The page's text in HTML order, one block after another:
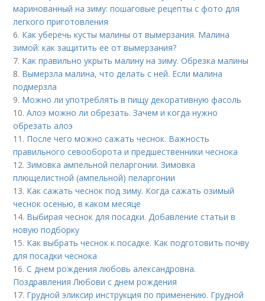
маринованный на зиму: пошаговые рецепты с фото для
легкого приготовления
6. Как уберечь кусты малины от вымерзания. Малина
зимой: как защитить ее от вымерзания?
7. Как правильно укрыть малину на зиму. Обрезка малины
8. Вымерзла малина, что делать с ней. Если малина
подмерзла
9. Можно ли употреблять в пищу декоративную фасоль
10.Алоэ можно ли обрезать. Зачем и когда нужно
обрезать алоэ
11. После чего можно сажать чеснок. Важность
правильного севооборота и предшественники чеснока
12.Зимовка ампельной пеларгонии. Зимовка
плющелистной (ампельной) пеларгонии
13. Как сажать чеснок под зиму. Когда сажать озимый
чеснок осенью, в каком месяце
14. Выбирая чеснок для посадки. Добавление статьи в
новую подборку
15. Как выбрать чеснок к посадке. Как подготовить почву
для посадки чеснока
16.С днем рождения любовь александровна.
Поздравления Любови с днем рождения
17. Грудной эликсир инструкция по применению. Грудной